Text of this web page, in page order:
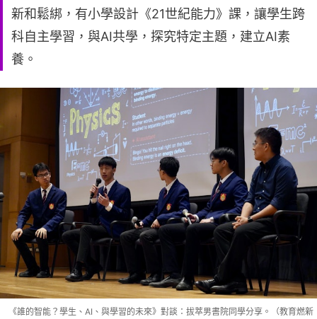
新和鬆綁，有小學設計《21世紀能力》課，讓學生跨
科自主學習，與AI共學，探究特定主題，建立AI素
養。
《誰的智能？學生、AI、與學習的未來》對談：拔萃男書院同學分享。（教育燃新